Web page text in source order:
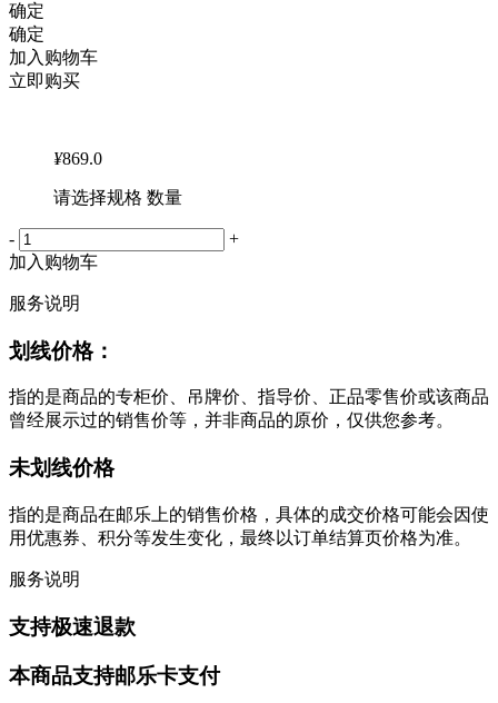
确定
确定
加入购物车
立即购买
¥869.0
请选择规格 数量
-
+
加入购物车
服务说明
划线价格：
指的是商品的专柜价、吊牌价、指导价、正品零售价或该商品
曾经展示过的销售价等，并非商品的原价，仅供您参考。
未划线价格
指的是商品在邮乐上的销售价格，具体的成交价格可能会因使
用优惠券、积分等发生变化，最终以订单结算页价格为准。
服务说明
支持极速退款
本商品支持邮乐卡支付